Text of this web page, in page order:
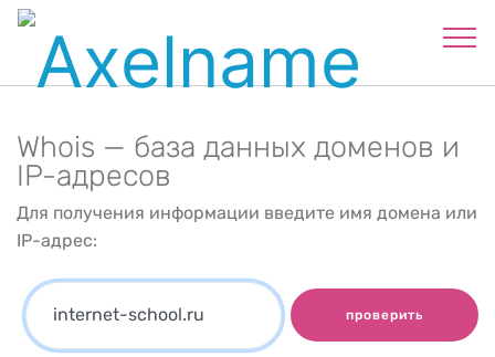
Whois — база данных доменов и
IP-адресов
Для получения информации введите имя домена или
IP-адрес:
проверить